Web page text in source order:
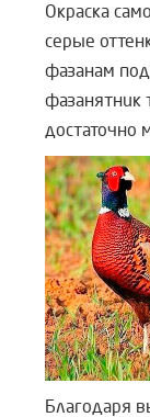
Окраска
серые
фазанам
фазанятник
достаточно
Благодаря